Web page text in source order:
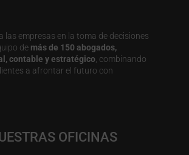
las empresas en la toma de decisiones
de más de 150 abogados,
contable y estratégico , combinando
a afrontar el futuro con
OFICINAS